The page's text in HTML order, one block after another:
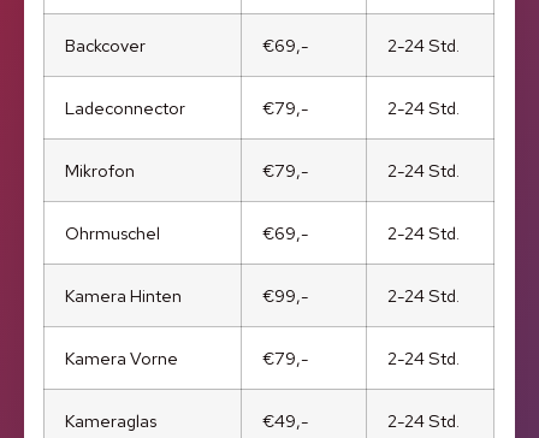
Backcover €69,- 2-24 Std.
Ladeconnector €79,- 2-24 Std.
Mikrofon €79,- 2-24 Std.
Ohrmuschel €69,- 2-24 Std.
Kamera Hinten €99,- 2-24 Std.
Kamera Vorne €79,- 2-24 Std.
Kameraglas €49,- 2-24 Std.